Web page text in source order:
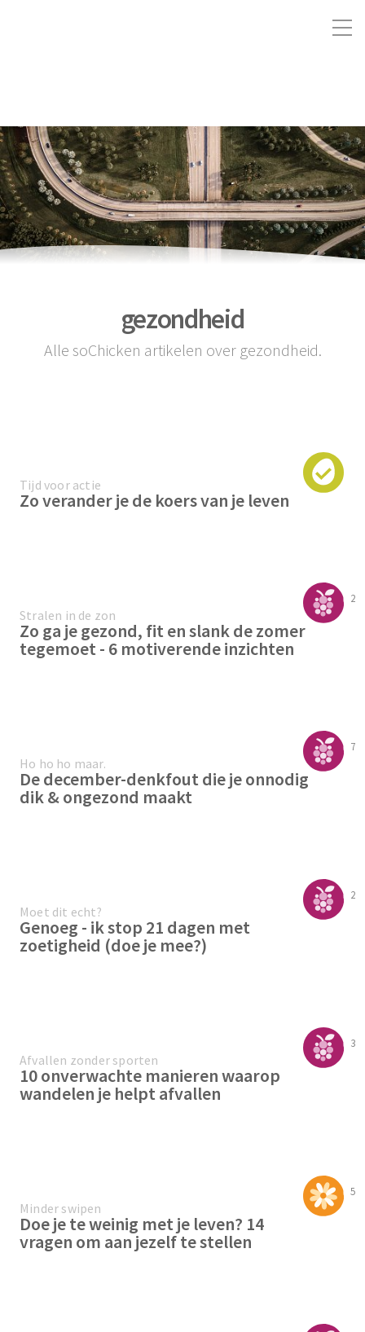
gezondheid
Alle soChicken artikelen over gezondheid.
Tijd voor actie
Zo verander je de koers van je leven
2
Stralen in de zon
Zo ga je gezond, fit en slank de zomer
tegemoet - 6 motiverende inzichten
7
Ho ho ho maar.
De december-denkfout die je onnodig
dik & ongezond maakt
2
Moet dit echt?
Genoeg - ik stop 21 dagen met
zoetigheid (doe je mee?)
3
Afvallen zonder sporten
10 onverwachte manieren waarop
wandelen je helpt afvallen
5
Minder swipen
Doe je te weinig met je leven? 14
vragen om aan jezelf te stellen